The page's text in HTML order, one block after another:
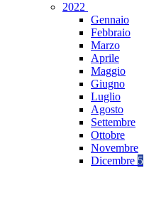
2022
Gennaio
Febbraio
Marzo
Aprile
Maggio
Giugno
Luglio
Agosto
Settembre
Ottobre
Novembre
Dicembre 5